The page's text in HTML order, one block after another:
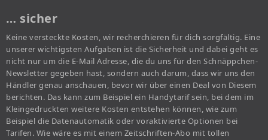
… sicher
Keine versteckte Kosten, wir recherchieren für dich sorgfältig. Eine
unserer wichtigsten Aufgaben ist die Sicherheit und dabei geht es
nicht nur um die E-Mail Adresse, die du uns für den Schnäppchen-
Newsletter gegeben hast, sondern auch darum, dass wir uns den
Händler genau anschauen, bevor wir über einen Deal von Diesem
berichten. Das kann zum Beispiel ein Handytarif sein, bei dem im
Kleingedruckten weitere Kosten entstehen können, wie zum
Beispiel die Datenautomatik oder voraktivierte Optionen bei
Tarifen. Wie wäre es mit einem Zeitschriften-Abo mit tollen